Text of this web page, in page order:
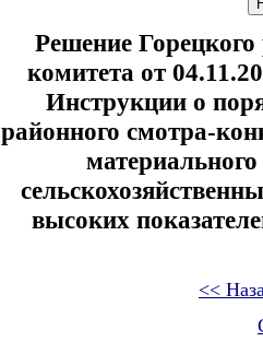
Решение Горецкого
комитета от
Инструкции о
районного смотра-
высоких
<<